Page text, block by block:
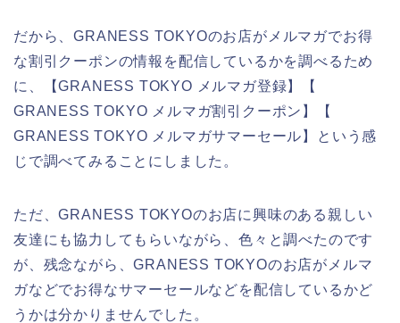
だから、GRANESS TOKYOのお店がメルマガでお得
な割引クーポンの情報を配信しているかを調べるため
に、【GRANESS TOKYO メルマガ登録】【
GRANESS TOKYO メルマガ割引クーポン】【
GRANESS TOKYO メルマガサマーセール】という感
じで調べてみることにしました。
ただ、GRANESS TOKYOのお店に興味のある親しい
友達にも協力してもらいながら、色々と調べたのです
が、残念ながら、GRANESS TOKYOのお店がメルマ
ガなどでお得なサマーセールなどを配信しているかど
うかは分かりませんでした。